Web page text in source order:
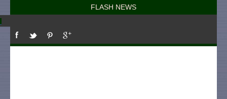
FLASH NEWS